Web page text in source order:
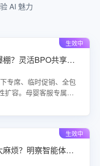
AI 魅力
生效中
婴童孕产客服压力爆棚？灵活BPO共享坐席让售后成本直降50%！
专席、临时促销、全包
扩容。母婴客服专属培
成本30%-50%。适用于
生效中
配饰电商质检申诉太麻烦？明察智能体一键申诉调整，主管复核更公平！